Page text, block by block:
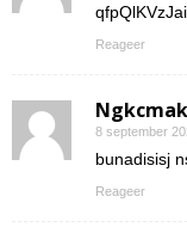
qfpQlKVzJai
Reageer
8 september
bunadisisj
Reageer